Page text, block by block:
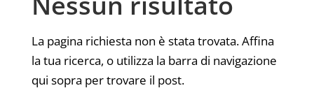
La pagina richiesta non è stata trovata. Affina
la tua ricerca, o utilizza la barra di navigazione
qui sopra per trovare il post.